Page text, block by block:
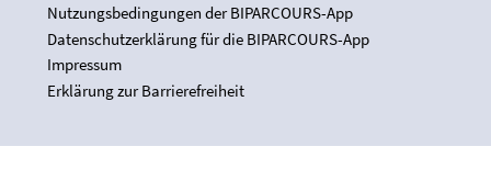
Nutzungsbedingungen der BIPARCOURS-App
Datenschutzerklärung für die BIPARCOURS-App
Impressum
Erklärung zur Barrierefreiheit